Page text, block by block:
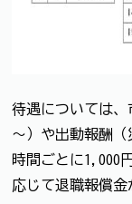
待遇については、
～）や出動報酬（
時間ごとに1,000
応じて退職報償金